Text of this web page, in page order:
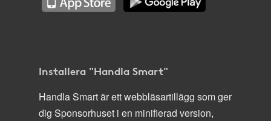
Installera "Handla Smart"
Handla Smart är ett webbläsartillägg som ger
dig Sponsorhuset i en minifierad version,